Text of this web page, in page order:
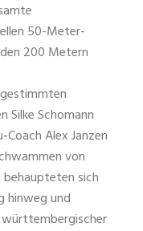
50-Meter-
200 Metern
Silke Schomann
Alex Janzen
von
sich
hinweg und